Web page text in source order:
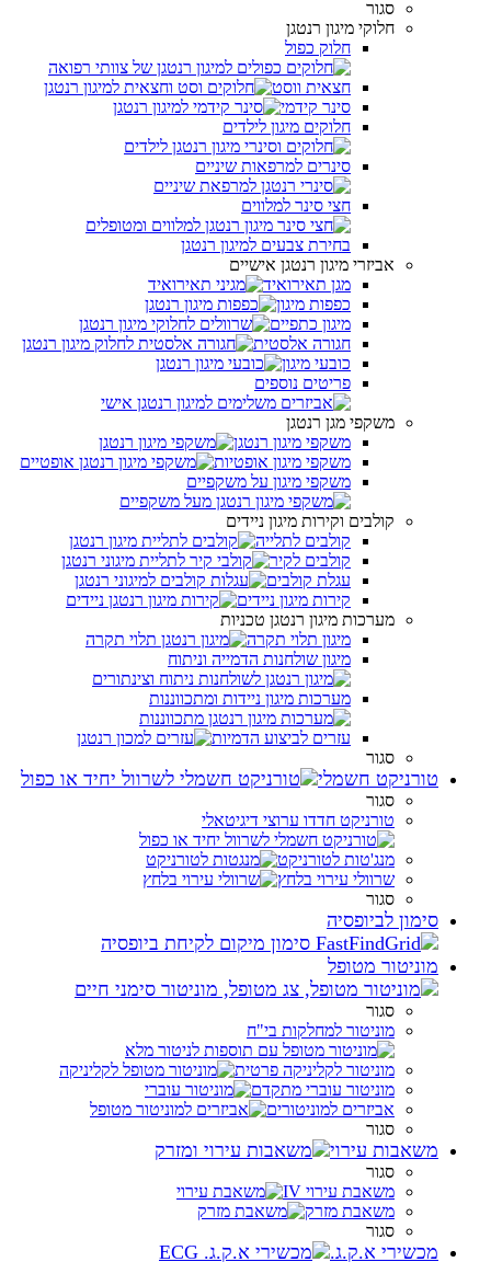
סגור
חלוקי מיגון רנטגן
חלוק כפול
חצאית ווסט
סינר קידמי
חלוקים מיגון לילדים
סינרים למרפאות שיניים
חצי סינר למלווים
בחירת צבעים למיגון רנטגן
אביזרי מיגון רנטגן אישיים
מגן תאירואיד
כפפות מיגון
מיגון כתפיים
חגורה אלסטית
כובעי מיגון
פריטים נוספים
משקפי מגן רנטגן
משקפי מיגון רנטגן
משקפי מיגון אופטיות
משקפי מיגון על משקפיים
קולבים וקירות מיגון ניידים
קולבים לתלייה
קולבים לקיר
עגלת קולבים
קירות מיגון ניידים
מערכות מיגון רנטגן טכניות
מיגון תלוי תקרה
מיגון שולחנות הדמייה וניתוח
מערכות מיגון ניידות ומתכווננות
עזרים לביצוע הדמיות
סגור
טורניקט חשמלי
סגור
טורניקט חדדו ערוצי דיגיטאלי
מנג'טות לטורניקט
שרוולי עירוי בלחץ
סגור
סימון לביופסיה
מוניטור מטופל
סגור
מוניטור למחלקות בי"ח
מוניטור לקליניקה פרטית
מוניטור עוברי מתקדם
אביזרים למוניטורים
סגור
משאבות עירוי
סגור
משאבת עירוי IV
משאבת מזרק
סגור
מכשירי א.ק.ג.